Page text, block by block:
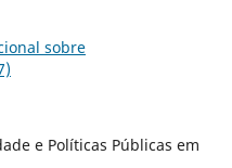
sobre
e Políticas Públicas em